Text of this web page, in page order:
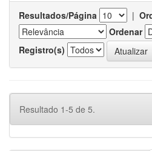
Resultados/Página |
Ordenar
Registro(s)
Resultado 1-5 de 5.